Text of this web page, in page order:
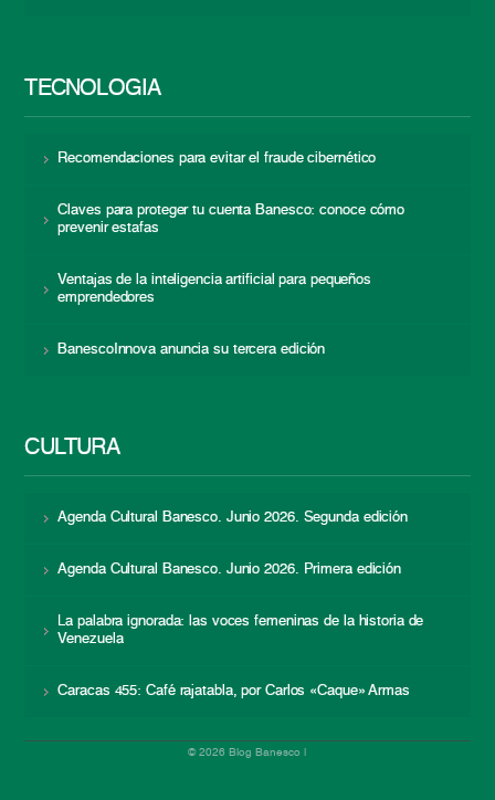
TECNOLOGÍA
Recomendaciones para evitar el fraude cibernético
Claves para proteger tu cuenta Banesco: conoce cómo
prevenir estafas
Ventajas de la inteligencia artificial para pequeños
emprendedores
BanescoInnova anuncia su tercera edición
CULTURA
Agenda Cultural Banesco. Junio 2026. Segunda edición
Agenda Cultural Banesco. Junio 2026. Primera edición
La palabra ignorada: las voces femeninas de la historia de
Venezuela
Caracas 455: Café rajatabla, por Carlos «Caque» Armas
© 2026 Blog Banesco |